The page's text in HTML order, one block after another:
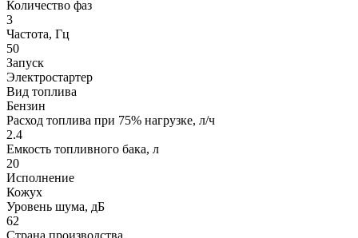
Количество фаз
3
Частота, Гц
50
Запуск
Электростартер
Вид топлива
Бензин
Расход топлива при 75% нагрузке, л/ч
2.4
Емкость топливного бака, л
20
Исполнение
Кожух
Уровень шума, дБ
62
Страна производства